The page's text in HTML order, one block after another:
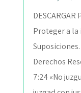
DESCARGAR
Proteger a la
Derechos
7:24 «No